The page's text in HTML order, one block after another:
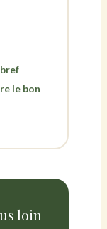
le bon
loin